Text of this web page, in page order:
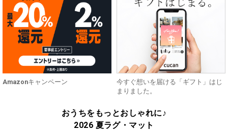
Amazonキャンペーン
今すぐ想いを届ける「ギフト」はじ
まりました。
おうちをもっとおしゃれに♪
2026 夏ラグ・マット